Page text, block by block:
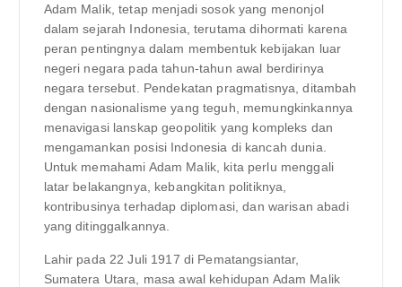
Adam Malik, tetap menjadi sosok yang menonjol
dalam sejarah Indonesia, terutama dihormati karena
peran pentingnya dalam membentuk kebijakan luar
negeri negara pada tahun-tahun awal berdirinya
negara tersebut. Pendekatan pragmatisnya, ditambah
dengan nasionalisme yang teguh, memungkinkannya
menavigasi lanskap geopolitik yang kompleks dan
mengamankan posisi Indonesia di kancah dunia.
Untuk memahami Adam Malik, kita perlu menggali
latar belakangnya, kebangkitan politiknya,
kontribusinya terhadap diplomasi, dan warisan abadi
yang ditinggalkannya.
Lahir pada 22 Juli 1917 di Pematangsiantar,
Sumatera Utara, masa awal kehidupan Adam Malik